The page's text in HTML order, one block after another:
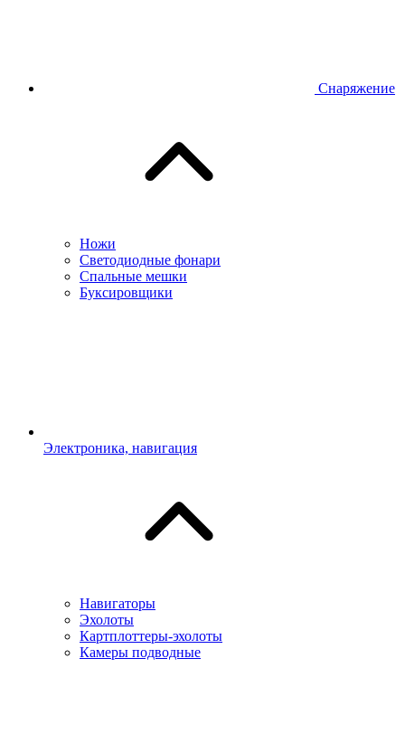
Снаряжение
Ножи
Светодиодные фонари
Спальные мешки
Буксировщики
Электроника, навигация
Навигаторы
Эхолоты
Картплоттеры-эхолоты
Камеры подводные